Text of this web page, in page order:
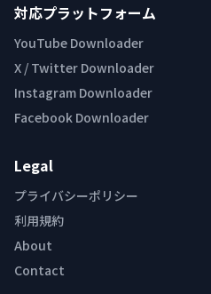
対応プラットフォーム
YouTube Downloader
X / Twitter Downloader
Instagram Downloader
Facebook Downloader
Legal
プライバシーポリシー
利用規約
About
Contact